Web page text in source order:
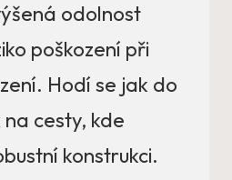
odolnost
poškození při
Hodí se jak do
cesty, kde
konstrukci.